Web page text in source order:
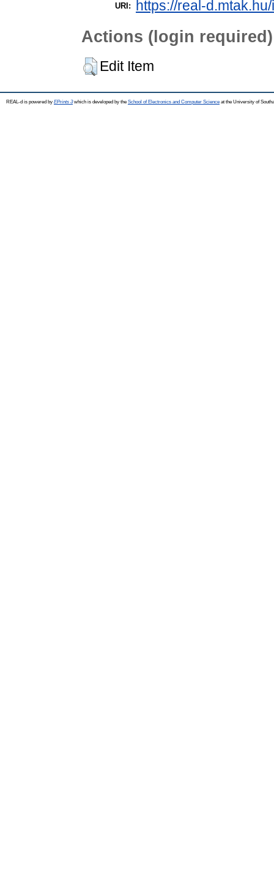
URI: https://real-
Actions (login required)
Edit Item
REAL-d is powered by EPrints 3which is developed by the School of Electronics and Computer Science at the University of